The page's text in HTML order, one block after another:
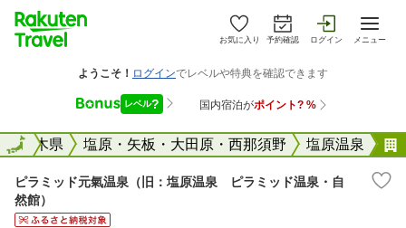
お気に入り 予約確認 ログイン メニュー
全国栃木県 塩原・矢板・大田原・西那須野 塩原温泉
全国
ピラミッド元氣温泉（旧：塩原温泉 ピラミッド温泉・自
然館）